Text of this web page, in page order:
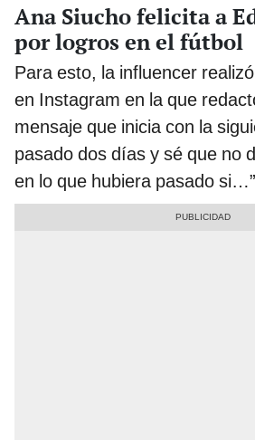
Ana Siucho felicita a
por logros en el fútbol
Para esto, la influencer
en Instagram en la que
mensaje que inicia con la
pasado dos días y sé que no
en lo que hubiera pasado